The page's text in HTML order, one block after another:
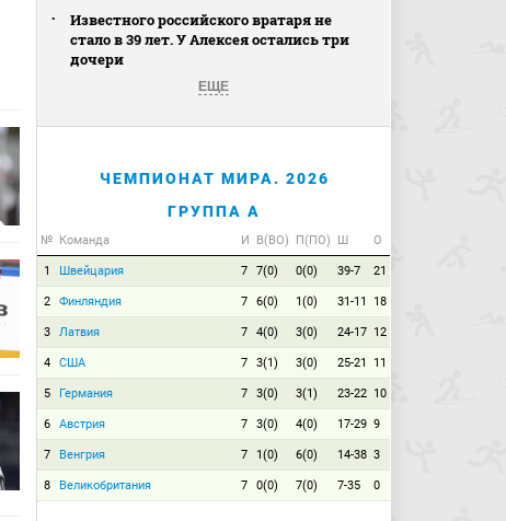
Известного российского вратаря не
стало в 39 лет. У Алексея остались три
дочери
ЕЩЕ
ЧЕМПИОНАТ МИРА. 2026
ГРУППА A
№ Команда И В(ВО) П(ПО) Ш О
1 Швейцария 7 7(0) 0(0) 39-7 21
2 Финляндия 7 6(0) 1(0) 31-11 18
3 Латвия 7 4(0) 3(0) 24-17 12
4 США 7 3(1) 3(0) 25-21 11
5 Германия 7 3(0) 3(1) 23-22 10
6 Австрия 7 3(0) 4(0) 17-29 9
7 Венгрия 7 1(0) 6(0) 14-38 3
8 Великобритания 7 0(0) 7(0) 7-35 0